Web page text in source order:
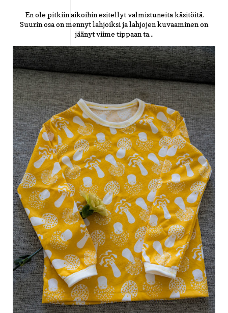
En ole pitkiin aikoihin esitellyt valmistuneita käsitöitä.
Suurin osa on mennyt lahjoiksi ja lahjojen kuvaaminen on
jäänyt viime tippaan ta...